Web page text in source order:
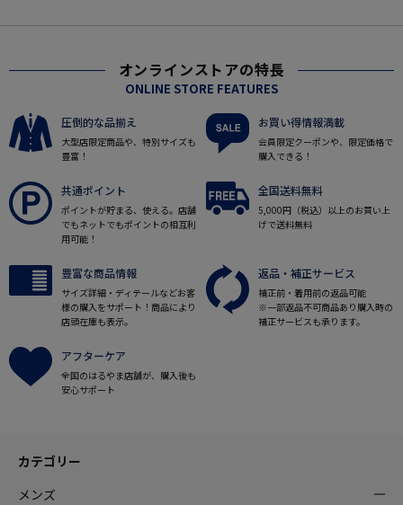
オンラインストアの特長
ONLINE STORE FEATURES
圧倒的な品揃え
大型店限定商品や、特別サイズも
豊富！
お買い得情報満載
会員限定クーポンや、限定価格で
購入できる！
共通ポイント
ポイントが貯まる、使える。店舗
でもネットでもポイントの相互利
用可能！
全国送料無料
5,000円（税込）以上のお買い上
げで送料無料
豊富な商品情報
サイズ詳細・ディテールなどお客
様の購入をサポート！商品により
店頭在庫も表示。
返品・補正サービス
補正前・着用前の返品可能
※一部返品不可商品あり購入時の
補正サービスも承ります。
アフターケア
全国のはるやま店舗が、購入後も
安心サポート
カテゴリー
メンズ